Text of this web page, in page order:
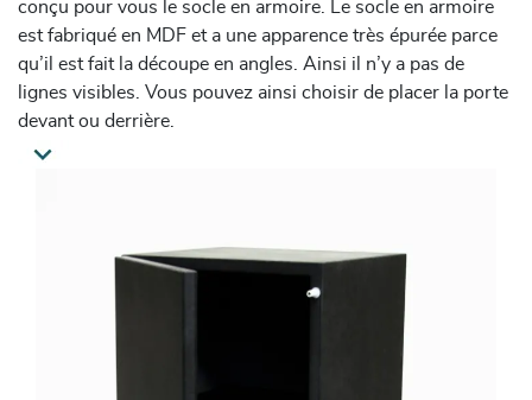
conçu pour vous le socle en armoire. Le socle en armoire
est fabriqué en MDF et a une apparence très épurée parce
qu’il est fait la découpe en angles. Ainsi il n’y a pas de
lignes visibles. Vous pouvez ainsi choisir de placer la porte
devant ou derrière.